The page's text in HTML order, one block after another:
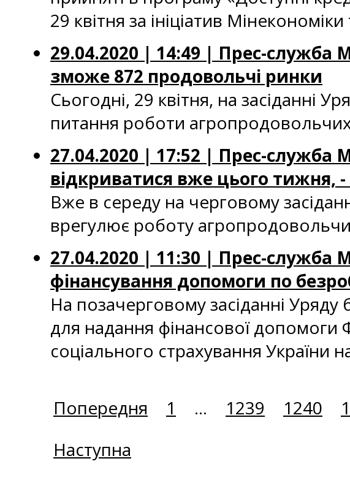
29 квітня за ініціатив
29.04.2020 | 14:49 | Прес-служба
зможе 872 продовольчі ринки
Сьогодні, 29 квітня, на засіданні
питання роботи агропродовольчих
27.04.2020 | 17:52 | Прес-служба
відкриватися вже цього тижня,
Вже в середу на черговому
врегулює роботу
27.04.2020 | 11:30 | Прес-служба
фінансування допомоги по
На позачерговому засіданні
для надання фінансової допомоги
соціального страхування України
Попередня 1 ... 1239 1240
Наступна